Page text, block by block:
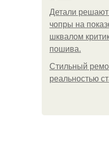
Детали
чопры на
шквалом
пошива.
Стильный
реальностью